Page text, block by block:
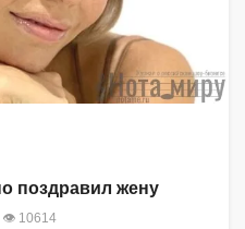
поздравил жену
👁 10614